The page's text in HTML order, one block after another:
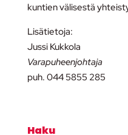
kuntien välisestä
Lisätietoja:
Jussi Kukkola
Varapuheenjohtaja
puh. 044 5855 285
Haku